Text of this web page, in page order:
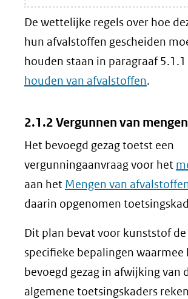
De wettelijke regels over hoe
hun afvalstoffen gescheiden
houden staan in paragraaf 5.1.1
houden van afvalstoffen.
2.1.2 Vergunnen van mengen
Het bevoegd gezag toetst een
vergunningaanvraag voor het
aan het Mengen van
daarin opgenomen
Dit plan bevat voor kunststof
specifieke bepalingen waarmee
bevoegd gezag in afwijking van
algemene toetsingskaders